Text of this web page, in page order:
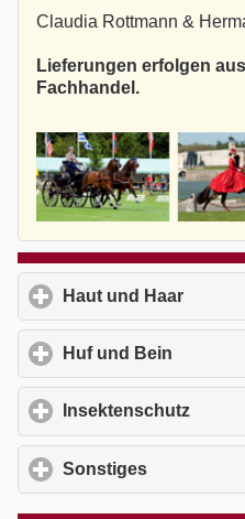
Claudia Rottmann &
Lieferungen erfolgen
Fachhandel.
Haut und Haar
Huf und Bein
Insektenschutz
Sonstiges